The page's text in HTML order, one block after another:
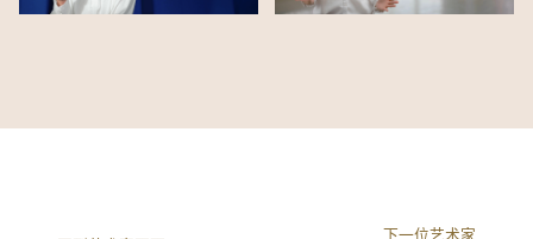
下一位艺术家